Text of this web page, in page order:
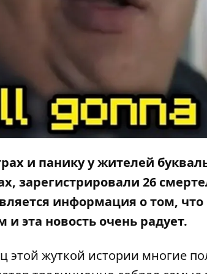
и панику у жителей
зарегистрировали 26
информация о том,
эта новость очень радует.
этой жуткой истории многие